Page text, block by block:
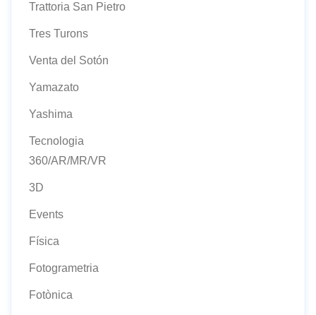
Trattoria San Pietro
Tres Turons
Venta del Sotón
Yamazato
Yashima
Tecnologia
360/AR/MR/VR
3D
Events
Física
Fotogrametria
Fotònica